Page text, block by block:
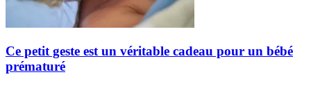
Ce petit geste est un véritable cadeau pour un bébé
prématuré